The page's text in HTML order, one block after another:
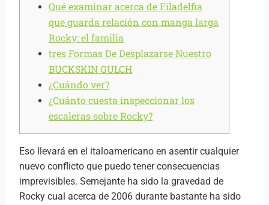
Qué examinar acerca de Filadelfia
que guarda relación con manga larga
Rocky: el familia
tres Formas De Desplazarse Nuestro
BUCKSKIN GULCH
¿Cuándo ver?
¿Cuánto cuesta inspeccionar los
escaleras sobre Rocky?
Eso llevará en el italoamericano en asentir cualquier
nuevo conflicto que puedo tener consecuencias
imprevisibles. Semejante ha sido la gravedad de
Rocky cual acerca de 2006 durante bastante ha sido